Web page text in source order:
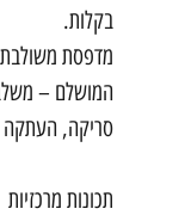
בקלות.
מדפסת
המושלם –
סריקה, העתקה
תכונות מרכזיות